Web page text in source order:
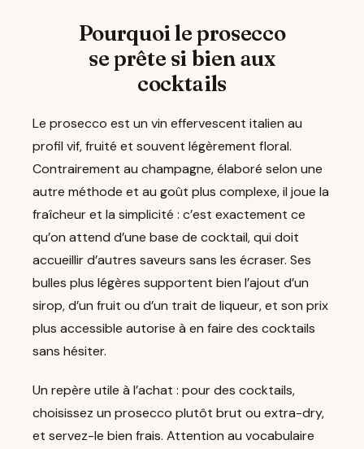
Pourquoi le prosecco
se prête si bien aux
cocktails
Le prosecco est un vin effervescent italien au
profil vif, fruité et souvent légèrement floral.
Contrairement au champagne, élaboré selon une
autre méthode et au goût plus complexe, il joue la
fraîcheur et la simplicité : c’est exactement ce
qu’on attend d’une base de cocktail, qui doit
accueillir d’autres saveurs sans les écraser. Ses
bulles plus légères supportent bien l’ajout d’un
sirop, d’un fruit ou d’un trait de liqueur, et son prix
plus accessible autorise à en faire des cocktails
sans hésiter.
Un repère utile à l’achat : pour des cocktails,
choisissez un prosecco plutôt brut ou extra-dry,
et servez-le bien frais. Attention au vocabulaire